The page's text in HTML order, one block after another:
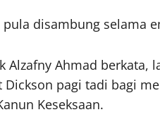
disambung selama
Alzafny Ahmad
pagi tadi bagi
Keseksaan.